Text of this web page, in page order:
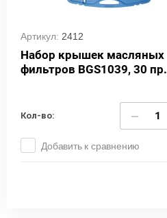
Артикул: 2412
Набор крышек масляных
фильтров BGS1039, 30 пр.
Кол-во: −
Добавить к сравнению